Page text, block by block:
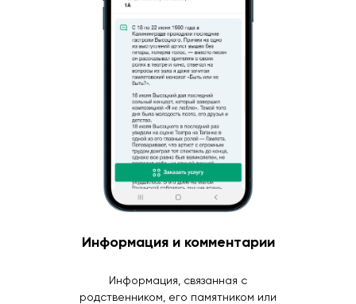
Информация и комментарии
Информация, связанная с
родственником, его памятником или